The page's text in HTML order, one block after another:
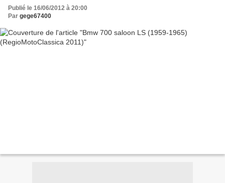
Publié le 16/06/2012 à 20:00
Par gege67400